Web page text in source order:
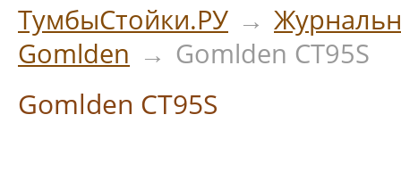
ТумбыСтойки.РУ →
Gomlden → Gomlden СТ95S
Gomlden СТ95S